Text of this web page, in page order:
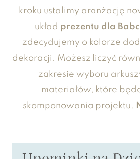
kroku ustalimy aranżację
układ prezentu dla
zdecydujemy o kolorze
dekoracji. Możesz liczyć
zakresie wyboru
materiałów, które
skomponowania projektu.